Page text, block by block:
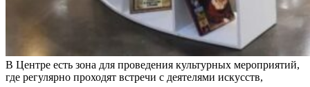
В Центре есть зона для проведения культурных мероприятий,
где регулярно проходят встречи с деятелями искусств,